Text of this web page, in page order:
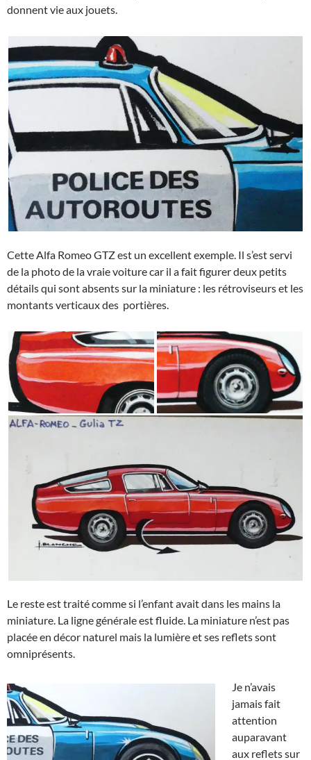
donnent vie aux jouets.
Cette Alfa Romeo GTZ est un excellent exemple. Il s’est servi
de la photo de la vraie voiture car il a fait figurer deux petits
détails qui sont absents sur la miniature : les rétroviseurs et les
montants verticaux des portières.
Le reste est traité comme si l’enfant avait dans les mains la
miniature. La ligne générale est fluide. La miniature n’est pas
placée en décor naturel mais la lumière et ses reflets sont
omniprésents.
Je n’avais
jamais fait
attention
auparavant
aux reflets sur